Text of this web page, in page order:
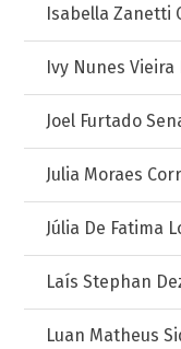
Isabella Zanetti
Ivy Nunes Vieira
Joel Furtado
Julia Moraes
Júlia De Fatima
Laís Stephan
Luan Matheus